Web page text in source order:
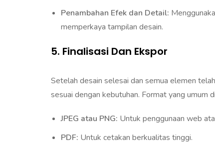
Penambahan Efek dan Detail:
memperkaya tampilan desain.
5. Finalisasi Dan Ekspor
Setelah desain selesai dan semua elemen
sesuai dengan kebutuhan. Format yang umum
JPEG atau PNG: Untuk penggunaan web
PDF: Untuk cetakan berkualitas tinggi.